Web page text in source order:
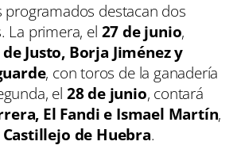
programados destacan dos
La primera, el 27 de junio,
Justo, Borja Jiménez y
, con toros de la ganadería
el 28 de junio, contará
El Fandi e Ismael Martín,
Castillejo de Huebra.